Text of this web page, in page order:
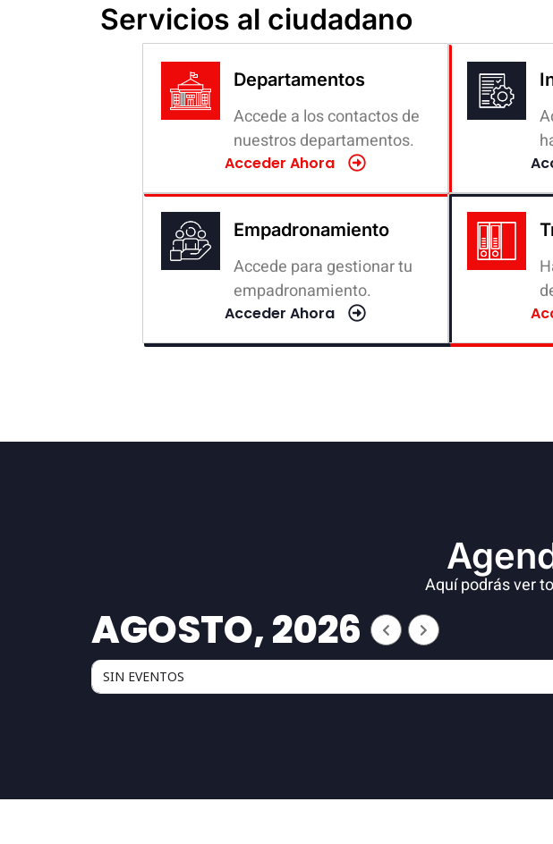
Servicios al ciudadano
Departamentos
Accede a los contactos de
nuestros departamentos.
Acceder Ahora
Empadronamiento
Accede para gestionar tu
empadronamiento.
Acceder Ahora
Aquí podrás ver
AGOSTO, 2026
SIN EVENTOS